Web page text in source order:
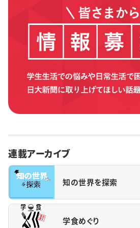
連載アーカイブ
知の世界を探索
学食めぐり